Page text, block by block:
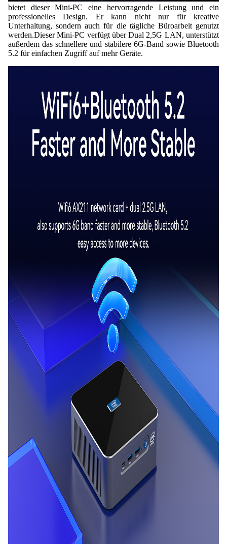
bietet dieser Mini-PC eine hervorragende Leistung und ein
professionelles Design. Er kann nicht nur für kreative
Unterhaltung, sondern auch für die tägliche Büroarbeit genutzt
werden.Dieser Mini-PC verfügt über Dual 2,5G LAN, unterstützt
außerdem das schnellere und stabilere 6G-Band sowie Bluetooth
5.2 für einfachen Zugriff auf mehr Geräte.